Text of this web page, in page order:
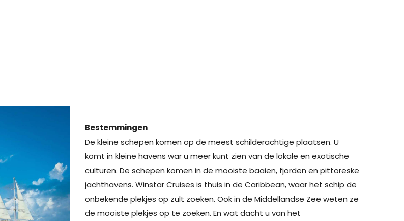
Bestemmingen
De kleine schepen komen op de meest schilderachtige plaatsen. U
komt in kleine havens war u meer kunt zien van de lokale en exotische
culturen. De schepen komen in de mooiste baaien, fjorden en pittoreske
jachthavens. Winstar Cruises is thuis in de Caribbean, waar het schip de
onbekende plekjes op zult zoeken. Ook in de Middellandse Zee weten ze
de mooiste plekjes op te zoeken. En wat dacht u van het